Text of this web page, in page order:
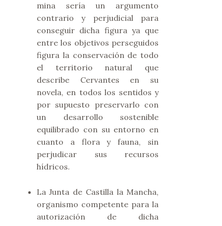
mina sería un argumento
contrario y perjudicial para
conseguir dicha figura ya que
entre los objetivos perseguidos
figura la conservación de todo
el territorio natural que
describe Cervantes en su
novela, en todos los sentidos y
por supuesto preservarlo con
un desarrollo sostenible
equilibrado con su entorno en
cuanto a flora y fauna, sin
perjudicar sus recursos
hídricos.
La Junta de Castilla la Mancha,
organismo competente para la
autorización de dicha